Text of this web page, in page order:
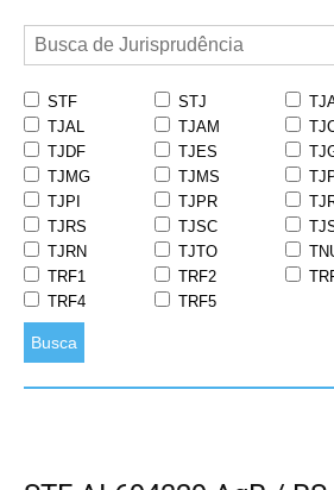
STF STJ
TJAL
TJAM
TJDF
TJES
TJMG
TJMS
TJPI
TJPR
TJRS
TJSC
TJRN
TJTO
TRF1
TRF2
TRF4
TRF5
Busca